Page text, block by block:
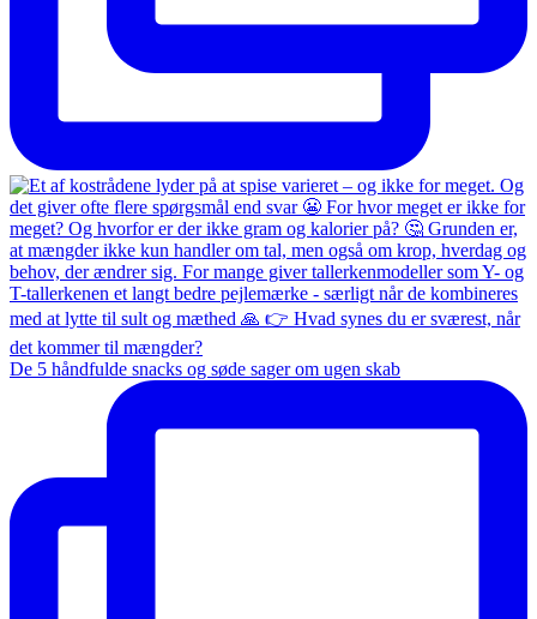
De 5 håndfulde snacks og søde sager om ugen skab